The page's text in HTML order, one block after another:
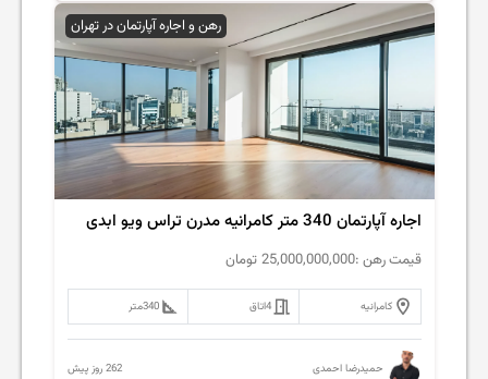
رهن و اجاره آپارتمان در تهران
اجاره آپارتمان 340 متر کامرانیه مدرن تراس ویو ابدی
قیمت رهن :25,000,000,000 تومان
کامرانیه 4اتاق 340متر
حمیدرضا احمدی 262 روز پیش